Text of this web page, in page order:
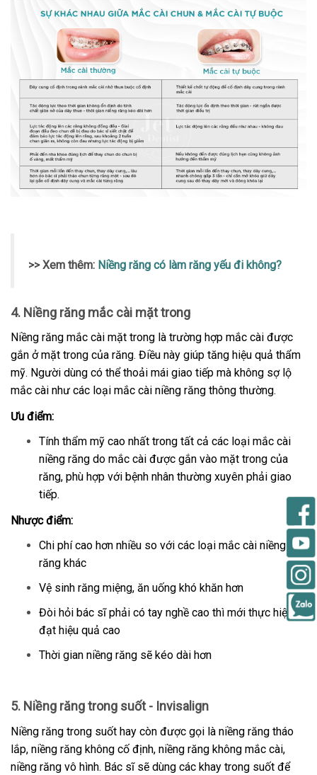
>> Xem thêm: Niềng răng có làm răng yếu đi không?
4. Niềng răng mắc cài mặt trong
Niềng răng mắc cài mặt trong là trường hợp mắc cài được
gắn ở mặt trong của răng. Điều này giúp tăng hiệu quả thẩm
mỹ. Người dùng có thể thoải mái giao tiếp mà không sợ lộ
mắc cài như các loại mắc cài niềng răng thông thường.
Ưu điểm:
Tính thẩm mỹ cao nhất trong tất cả các loại mắc cài
niềng răng do mắc cài được gắn vào mặt trong của
răng, phù hợp với bệnh nhân thường xuyên phải giao
tiếp.
Nhược điểm:
Chi phí cao hơn nhiều so với các loại mắc cài niềng
răng khác
Vệ sinh răng miệng, ăn uống khó khăn hơn
Đòi hỏi bác sĩ phải có tay nghề cao thì mới thực hiện
đạt hiệu quả cao
Thời gian niềng răng sẽ kéo dài hơn
5. Niềng răng trong suốt - Invisalign
Niềng răng trong suốt hay còn được gọi là niềng răng tháo
lắp, niềng răng không cố định, niềng răng không mắc cài,
niềng răng vô hình. Bác sĩ sẽ dùng các khay trong suốt để